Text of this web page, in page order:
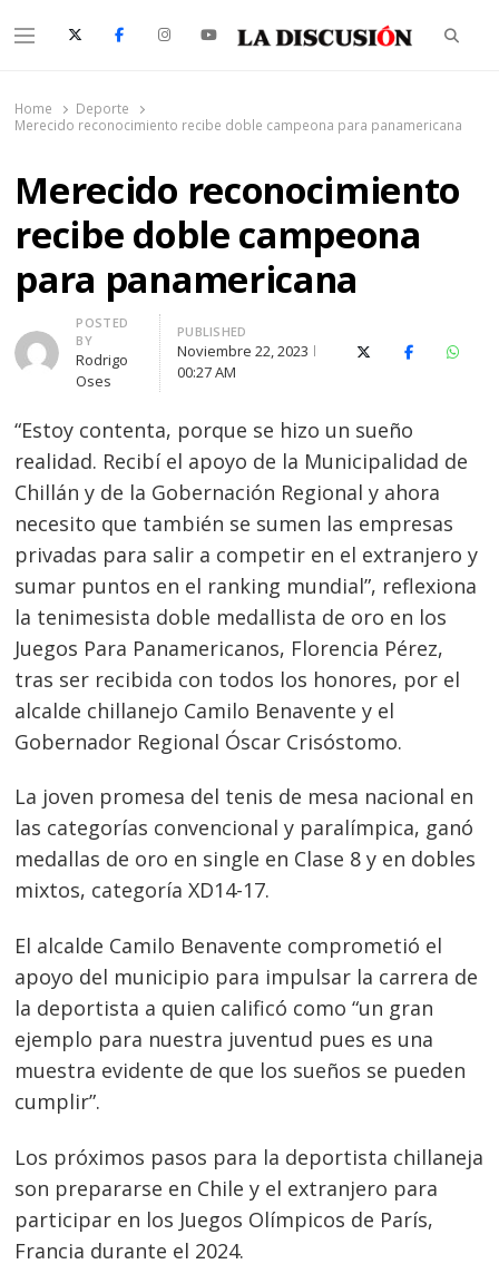
Menu
Home
Deporte
Merecido reconocimiento recibe doble campeona para panamericana
Merecido reconocimiento
recibe doble campeona
para panamericana
Author
POSTED
BY
Rodrigo
Oses
PUBLISHED
Noviembre 22, 2023
00:27 AM
X (Twitter)Facebook
“Estoy contenta, porque se hizo un sueño
realidad. Recibí el apoyo de la Municipalidad de
Chillán y de la Gobernación Regional y ahora
necesito que también se sumen las empresas
privadas para salir a competir en el extranjero y
sumar puntos en el ranking mundial”, reflexiona
la tenimesista doble medallista de oro en los
Juegos Para Panamericanos, Florencia Pérez,
tras ser recibida con todos los honores, por el
alcalde chillanejo Camilo Benavente y el
Gobernador Regional Óscar Crisóstomo.
La joven promesa del tenis de mesa nacional en
las categorías convencional y paralímpica, ganó
medallas de oro en single en Clase 8 y en dobles
mixtos, categoría XD14-17.
El alcalde Camilo Benavente comprometió el
apoyo del municipio para impulsar la carrera de
la deportista a quien calificó como “un gran
ejemplo para nuestra juventud pues es una
muestra evidente de que los sueños se pueden
cumplir”.
Los próximos pasos para la deportista chillaneja
son prepararse en Chile y el extranjero para
participar en los Juegos Olímpicos de París,
Francia durante el 2024.